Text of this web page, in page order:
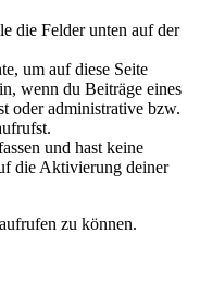
die Felder unten auf der
um auf diese Seite
wenn du Beiträge eines
oder administrative bzw.
und hast keine
die Aktivierung deiner
zu können.